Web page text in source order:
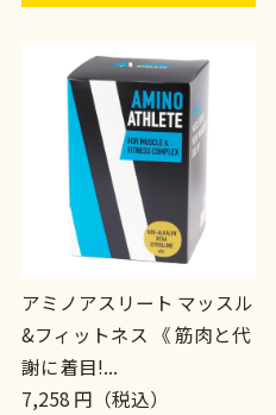
アミノアスリート マッスル
&フィットネス 《 筋肉と代
謝に着目!...
7,258 円（税込）